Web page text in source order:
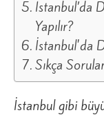
İstanbul’da
Yapılır?
İstanbul'da
Sıkça
İstanbul gibi